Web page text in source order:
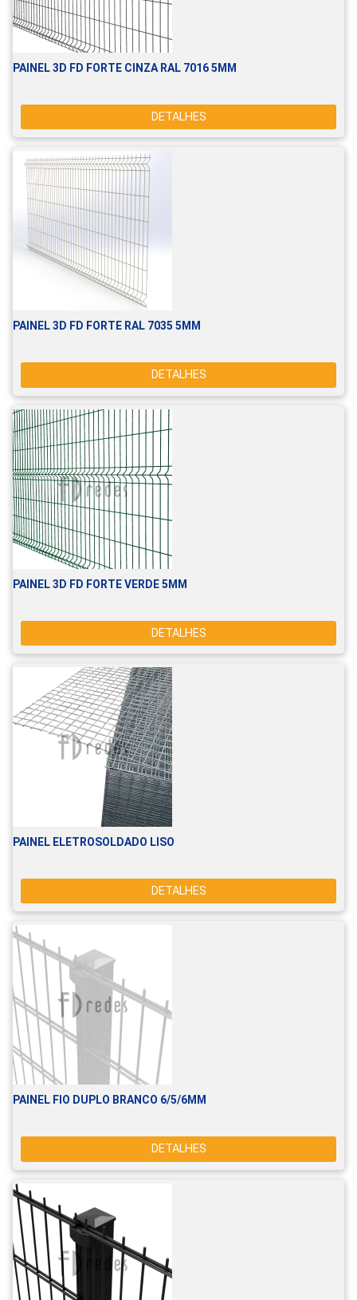
PAINEL 3D FD FORTE CINZA RAL 7016 5MM
DETALHES
PAINEL 3D FD FORTE RAL 7035 5MM
DETALHES
PAINEL 3D FD FORTE VERDE 5MM
DETALHES
PAINEL ELETROSOLDADO LISO
DETALHES
PAINEL FIO DUPLO BRANCO 6/5/6MM
DETALHES